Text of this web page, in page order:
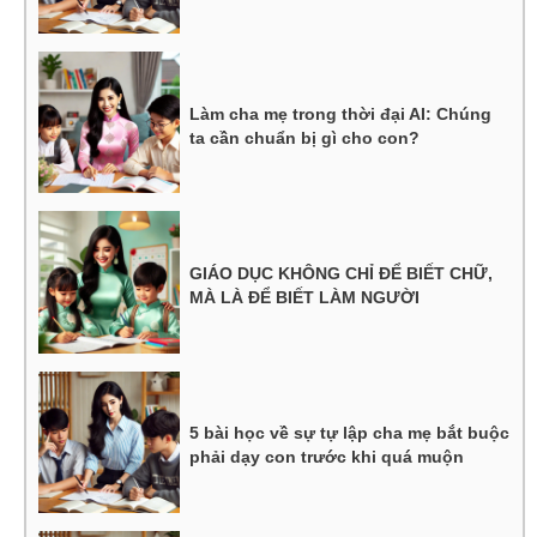
Làm cha mẹ trong thời đại AI: Chúng
ta cần chuẩn bị gì cho con?
GIÁO DỤC KHÔNG CHỈ ĐỂ BIẾT CHỮ,
MÀ LÀ ĐỂ BIẾT LÀM NGƯỜI
5 bài học về sự tự lập cha mẹ bắt buộc
phải dạy con trước khi quá muộn